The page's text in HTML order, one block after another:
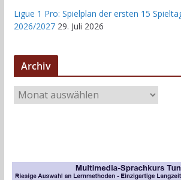
Ligue 1 Pro: Spielplan der ersten 15
2026/2027 29. Juli 2026
Archiv
r